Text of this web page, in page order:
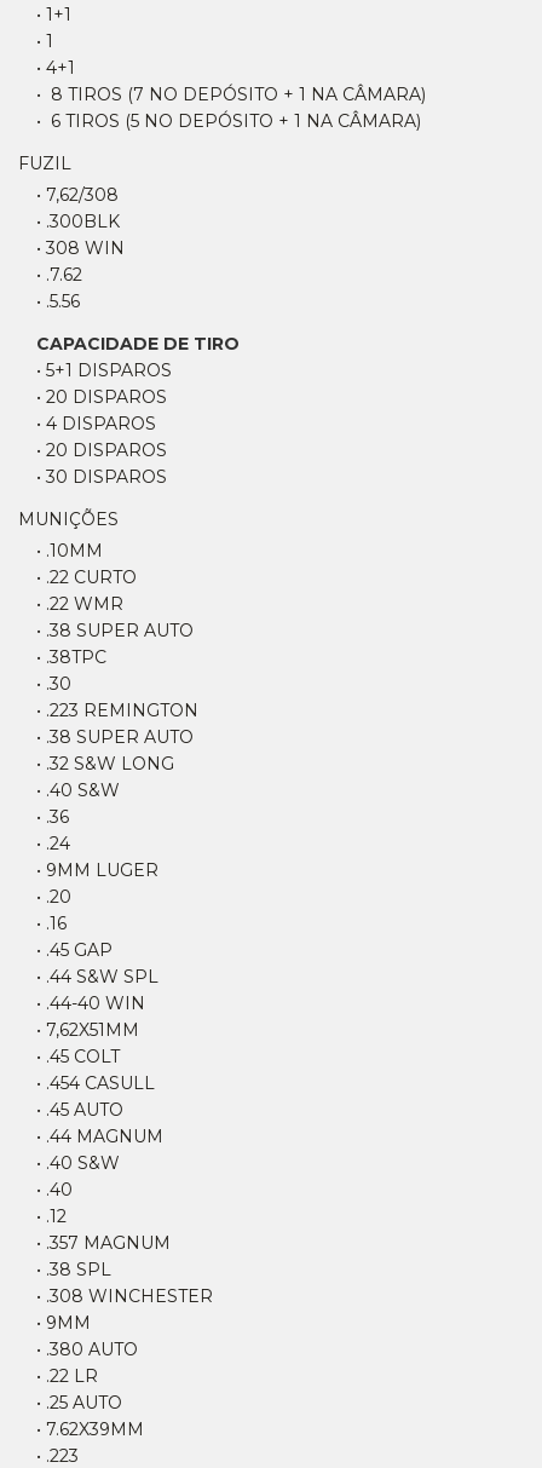
• 1+1
• 1
• 4+1
• 8 TIROS (7 NO DEPÓSITO + 1 NA CÂMARA)
• 6 TIROS (5 NO DEPÓSITO + 1 NA CÂMARA)
FUZIL
• 7,62/308
• .300BLK
• 308 WIN
• .7.62
• .5.56
CAPACIDADE DE TIRO
• 5+1 DISPAROS
• 20 DISPAROS
• 4 DISPAROS
• 20 DISPAROS
• 30 DISPAROS
MUNIÇÕES
• .10MM
• .22 CURTO
• .22 WMR
• .38 SUPER AUTO
• .38TPC
• .30
• .223 REMINGTON
• .38 SUPER AUTO
• .32 S&W LONG
• .40 S&W
• .36
• .24
• 9MM LUGER
• .20
• .16
• .45 GAP
• .44 S&W SPL
• .44-40 WIN
• 7,62X51MM
• .45 COLT
• .454 CASULL
• .45 AUTO
• .44 MAGNUM
• .40 S&W
• .40
• .12
• .357 MAGNUM
• .38 SPL
• .308 WINCHESTER
• 9MM
• .380 AUTO
• .22 LR
• .25 AUTO
• 7.62X39MM
• .223